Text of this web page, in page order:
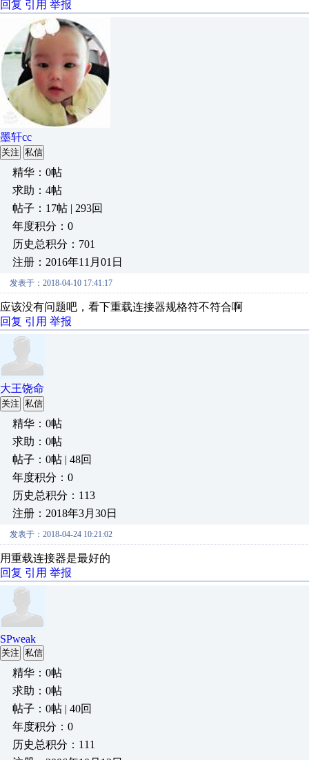
回复 引用 举报
墨轩cc
关注 私信
精华：0帖
求助：4帖
帖子：17帖 | 293回
年度积分：0
历史总积分：701
注册：2016年11月01日
发表于：2018-04-10 17:41:17
应该没有问题吧，看下重载连接器规格符不符合啊
回复 引用 举报
大王饶命
关注 私信
精华：0帖
求助：0帖
帖子：0帖 | 48回
年度积分：0
历史总积分：113
注册：2018年3月30日
发表于：2018-04-24 10:21:02
用重载连接器是最好的
回复 引用 举报
SPweak
关注 私信
精华：0帖
求助：0帖
帖子：0帖 | 40回
年度积分：0
历史总积分：111